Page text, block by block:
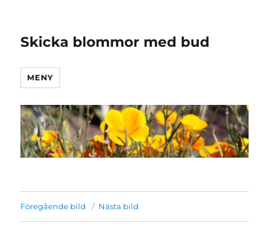
Skicka blommor med bud
MENY
Föregående bild Nästa bild